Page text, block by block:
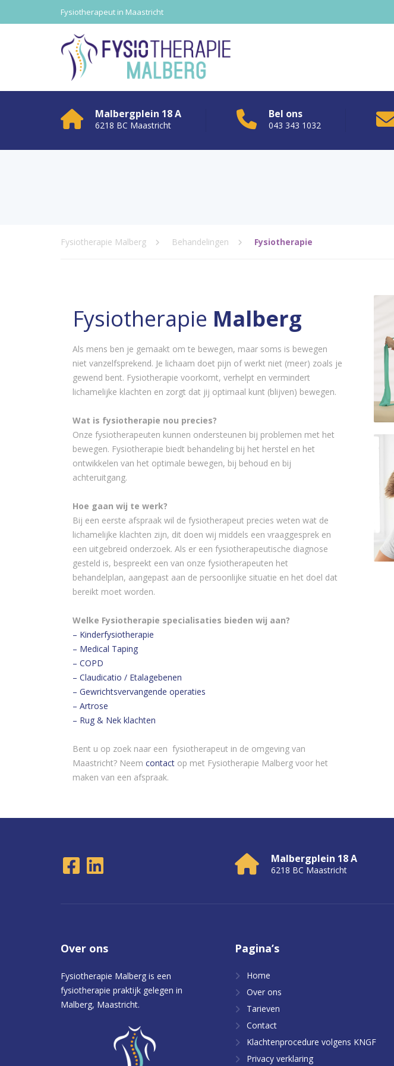
Fysiotherapeut in Maastricht
Malbergplein 18 A
6218 BC Maastricht
Bel ons
043 343 1032
Fysiotherapie Malberg Behandelingen Fysiotherapie
Fysiotherapie Malberg
Als mens ben je gemaakt om te bewegen, maar soms is bewegen
niet vanzelfsprekend. Je lichaam doet pijn of werkt niet (meer) zoals je
gewend bent. Fysiotherapie voorkomt, verhelpt en vermindert
lichamelijke klachten en zorgt dat jij optimaal kunt (blijven) bewegen.
Wat is fysiotherapie nou precies?
Onze fysiotherapeuten kunnen ondersteunen bij problemen met het
bewegen. Fysiotherapie biedt behandeling bij het herstel en het
ontwikkelen van het optimale bewegen, bij behoud en bij
achteruitgang.
Hoe gaan wij te werk?
Bij een eerste afspraak wil de fysiotherapeut precies weten wat de
lichamelijke klachten zijn, dit doen wij middels een vraaggesprek en
een uitgebreid onderzoek. Als er een fysiotherapeutische diagnose
gesteld is, bespreekt een van onze fysiotherapeuten het
behandelplan, aangepast aan de persoonlijke situatie en het doel dat
bereikt moet worden.
Welke Fysiotherapie specialisaties bieden wij aan?
– Kinderfysiotherapie
– Medical Taping
– COPD
– Claudicatio / Etalagebenen
– Gewrichtsvervangende operaties
– Artrose
– Rug & Nek klachten
Bent u op zoek naar een fysiotherapeut in de omgeving van
Maastricht? Neem contact op met Fysiotherapie Malberg voor het
maken van een afspraak.
Malbergplein 18 A
6218 BC Maastricht
Over ons
Fysiotherapie Malberg is een
fysiotherapie praktijk gelegen in
Malberg, Maastricht.
Pagina’s
Home
Over ons
Tarieven
Contact
Klachtenprocedure volgens KNGF
Privacy verklaring